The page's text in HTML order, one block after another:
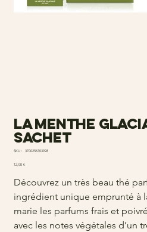
La Menthe
sachet
SKU :
SKU
3700256703928
Prix
12,00 €
Découvrez un très beau thé
ingrédient unique emprunté à
marie les parfums frais et
avec les notes végétales d’un